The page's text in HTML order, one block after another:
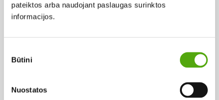
pateiktos arba naudojant paslaugas surinktos
informacijos.
pasirinkimas
Būtini
Nuostatos